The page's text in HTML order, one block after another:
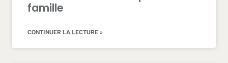
famille
CONTINUER LA LECTURE »